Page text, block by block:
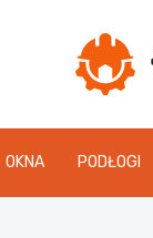
OKNA PODŁOGI